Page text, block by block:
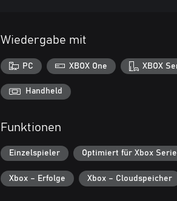
Wiedergabe mit
PC XBOX One XBOX
Handheld
Funktionen
Einzelspieler Optimiert für Xbox
Xbox – Erfolge Xbox – Cloudspeicher